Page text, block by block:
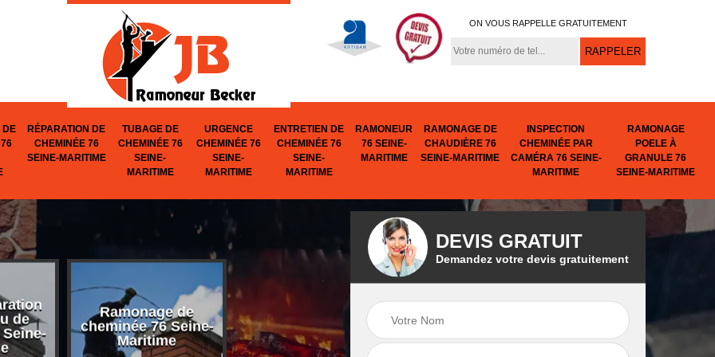
ON VOUS RAPPELLE GRATUITEMENT
DE
RÉPARATION DE
CHEMINÉE 76
SEINE-MARITIME
TUBAGE DE
CHEMINÉE 76
SEINE-
MARITIME
URGENCE
CHEMINÉE 76
SEINE-
MARITIME
ENTRETIEN DE
CHEMINÉE 76
SEINE-
MARITIME
RAMONEUR
76 SEINE-
MARITIME
RAMONAGE DE
CHAUDIÈRE 76
SEINE-MARITIME
INSPECTION
CHEMINÉE PAR
CAMÉRA 76 SEINE-
MARITIME
RAMONAGE
POELE À
GRANULE 76
SEINE-MARITIME
de
Ramonage de
cheminée 76 Seine-
Maritime
Réparation de
cheminée 76 Seine-
Maritime
cheminée 76 Seine-
Maritime
Urgence cheminée
76 Seine-Maritime
DEVIS GRATUIT
Demandez votre devis gratuitement